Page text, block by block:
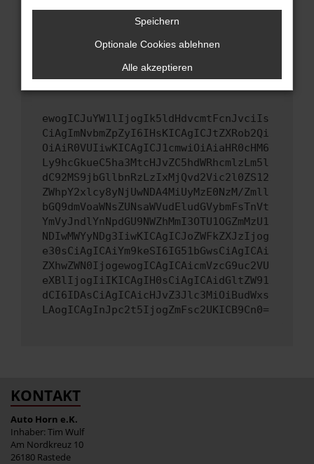
Wende dich an den Webseitenbetreiber.
Wenn du alle oben genannten Schritte versucht
hast, kontaktiere uns bitte. Wir werden
versuchen, das Problem zu beheben. Du kannst
uns diesen Text schicken, um uns bei der
ewogICJuYW1lIjogIk5ldHdvcmtFcnJvciIs
CiAgImNvbmZpZyI6IHsKICAgICJtZXRob2Qi
OiAiR0VUIiwKICAgICJ1cmwiOiAiaHR0cHM6
Ly9hcGkueC5ha3MtcHJvZC5hdWRhcmlzLm5l
dC92MS9jbGllbnRzLzIxMjQvd2Vic2l0ZS12
ZWhpY2xlcy8yNjUwNDA4MiUyMzE0NzM/Zmll
bGQ9dmVoaWNsZUNsaWVudEludGVybmFsTnVt
YmVyJndlYnNpdGU9NWZhMmI3OTU1OGZmMzU1
NDIwMWYyNDg3IiwKICAgICJoZWFkZXJzIjog
e30sCiAgICAiYm9keSI6IG51bGwsCiAgICAi
ZXhwZWN0IjogewogICAgICAicmVzcG9uc2VU
eXBlIjogIiIKICAgIH0sCiAgICAidGltZW91
dCI6IDAsCiAgICAicHJvZ3Jlc3MiOiBudWxs
LAogICAgInJpc2t5IjogZmFsc2UKICB9Cn0=
KONTAKT
Auto Horn e.K.
Inhaber: Tim Wulf
Am Nordkreuz 10
26180 Rastede
Speichern
Optionale Cookies ablehnen
Alle akzeptieren